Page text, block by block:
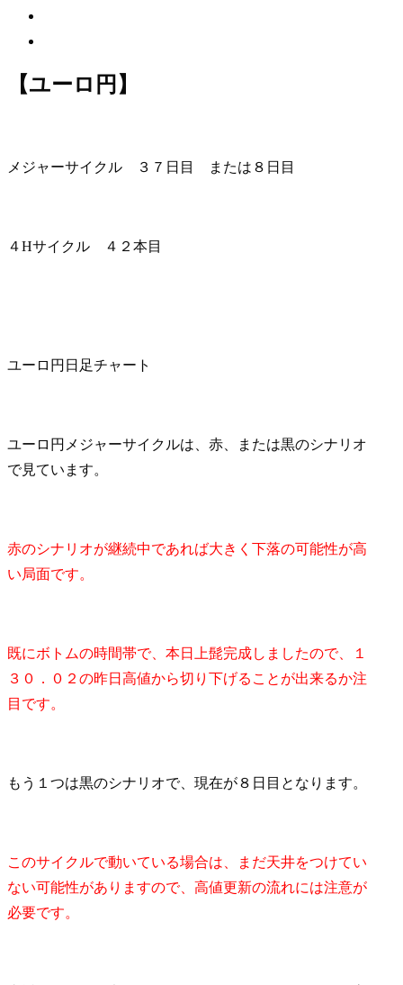
【ユーロ円】
メジャーサイクル ３７日目 または８日目
４Hサイクル ４２本目
ユーロ円日足チャート
ユーロ円メジャーサイクルは、赤、または黒のシナリオ
で見ています。
赤のシナリオが継続中であれば大きく下落の可能性が高
い局面です。
既にボトムの時間帯で、本日上髭完成しましたので、１
３０．０２の昨日高値から切り下げることが出来るか注
目です。
もう１つは黒のシナリオで、現在が８日目となります。
このサイクルで動いている場合は、まだ天井をつけてい
ない可能性がありますので、高値更新の流れには注意が
必要です。